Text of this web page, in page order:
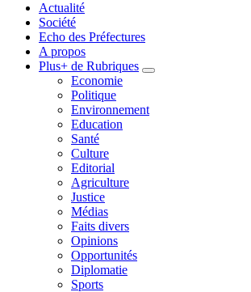
Actualité
Société
Echo des Préfectures
A propos
Plus+ de Rubriques
Economie
Politique
Environnement
Education
Santé
Culture
Editorial
Agriculture
Justice
Médias
Faits divers
Opinions
Opportunités
Diplomatie
Sports